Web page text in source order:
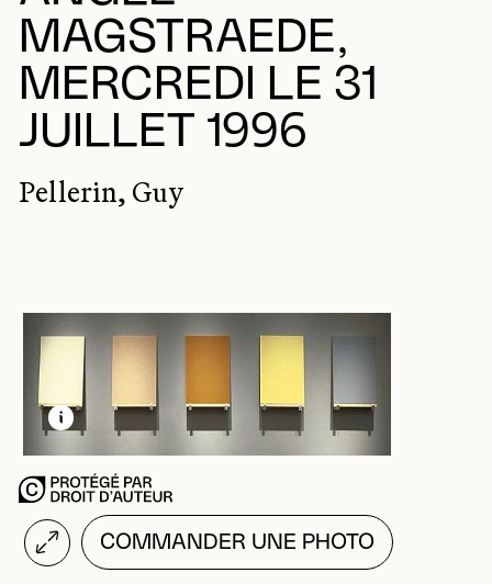
MAGSTRAEDE,
MERCREDI LE 31
JUILLET 1996
Pellerin, Guy
EN SAVOIR PLUS SUR CETTE IMAGE
OUVRIR LA MODALE
COMMANDER UNE PHOTO